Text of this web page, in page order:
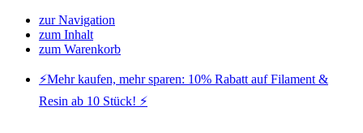
zur Navigation
zum Inhalt
zum Warenkorb
⚡️Mehr kaufen, mehr sparen: 10% Rabatt auf Filament &
Resin ab 10 Stück! ⚡️